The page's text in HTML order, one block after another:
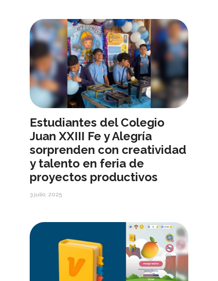
Estudiantes del Colegio
Juan XXIII Fe y Alegría
sorprenden con creatividad
y talento en feria de
proyectos productivos
3 julio, 2025